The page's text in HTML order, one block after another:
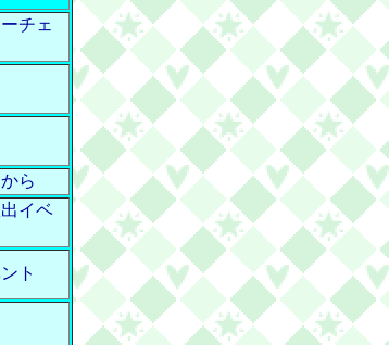
チェ
ら
イベ
ト